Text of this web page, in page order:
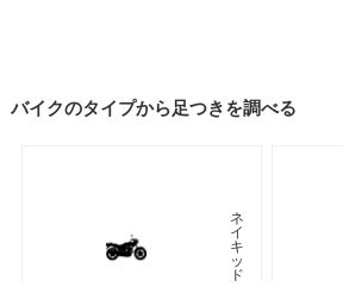
バイクのタイプから足つきを調べる
ネ
イ
キ
ッ
ド